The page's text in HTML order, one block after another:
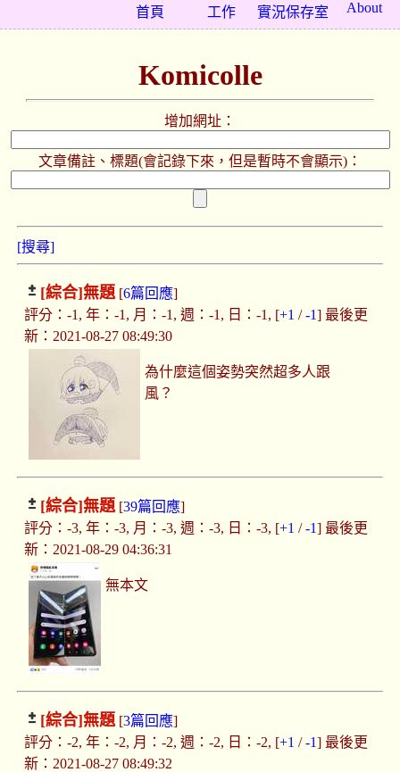
About
實況保存室
工作
首頁
Komicolle
增加網址：
文章備註、標題(會記錄下來，但是暫時不會顯示)：
[搜尋]
[綜合]無題[6篇回應]
評分：-1, 年：-1, 月：-1, 週：-1, 日：-1, [+1 /-1] 最後更
新：2021-08-27 08:49:30
為什麼這個姿勢突然超多人跟
風？
[綜合]無題[39篇回應]
評分：-3, 年：-3, 月：-3, 週：-3, 日：-3, [+1 /-1] 最後更
新：2021-08-29 04:36:31
無本文
[綜合]無題[3篇回應]
評分：-2, 年：-2, 月：-2, 週：-2, 日：-2, [+1 /-1] 最後更
新：2021-08-27 08:49:32